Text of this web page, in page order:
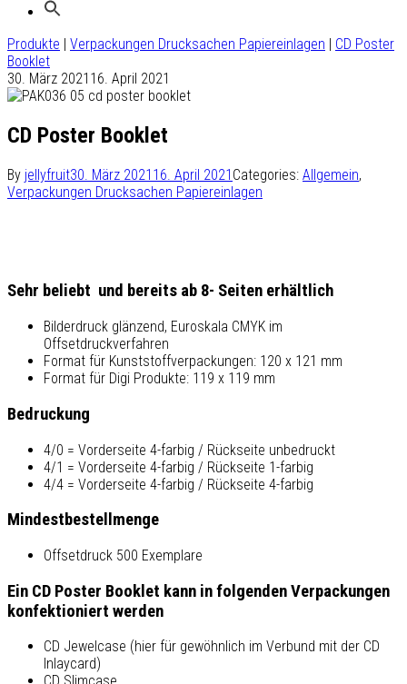
Produkte | Verpackungen Drucksachen Papiereinlagen | CD Poster
Booklet
30. März 2021 16. April 2021
CD Poster Booklet
By jellyfruit30. März 2021 16. April 2021 Categories: Allgemein,
Verpackungen Drucksachen Papiereinlagen
Sehr beliebt und bereits ab 8- Seiten erhältlich
Bilderdruck glänzend, Euroskala CMYK im
Offsetdruckverfahren
Format für Kunststoffverpackungen: 120 x 121 mm
Format für Digi Produkte: 119 x 119 mm
Bedruckung
4/0 = Vorderseite 4-farbig / Rückseite unbedruckt
4/1 = Vorderseite 4-farbig / Rückseite 1-farbig
4/4 = Vorderseite 4-farbig / Rückseite 4-farbig
Mindestbestellmenge
Offsetdruck 500 Exemplare
Ein CD Poster Booklet kann in folgenden Verpackungen
konfektioniert werden
CD Jewelcase (hier für gewöhnlich im Verbund mit der CD
Inlaycard)